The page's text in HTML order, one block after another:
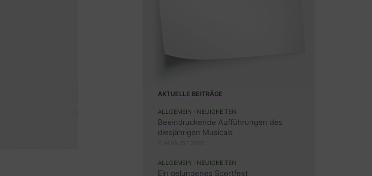
AKTUELLE BEITRÄGE
ALLGEMEIN NEUIGKEITEN
Beeindruckende Aufführungen des
diesjährigen Musicals
ALLGEMEIN NEUIGKEITEN
Ein gelungenes Sportfest